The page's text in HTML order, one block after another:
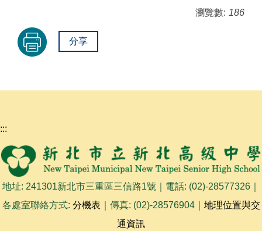
瀏覽數: 186
分享
:::
地址: 241301新北市三重區三信路1號｜電話: (02)-28577326｜
各處室聯絡方式: 分機表 ｜傳真: (02)-28576904｜ 地理位置與交
通資訊